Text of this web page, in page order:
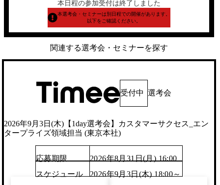
本日程の参加受付は終了しました
本選考会・セミナーは別日程での開催があります。
以下をご確認ください。
関連する選考会・セミナーを探す
受付中 選考会
2026年9月3日(木)【1day選考会】カスタマーサクセス_エン
タープライズ領域担当 (東京本社)
応募期限
2026年8月31日(月) 16:00
スケジュール
2026年9月3日(木) 18:00～